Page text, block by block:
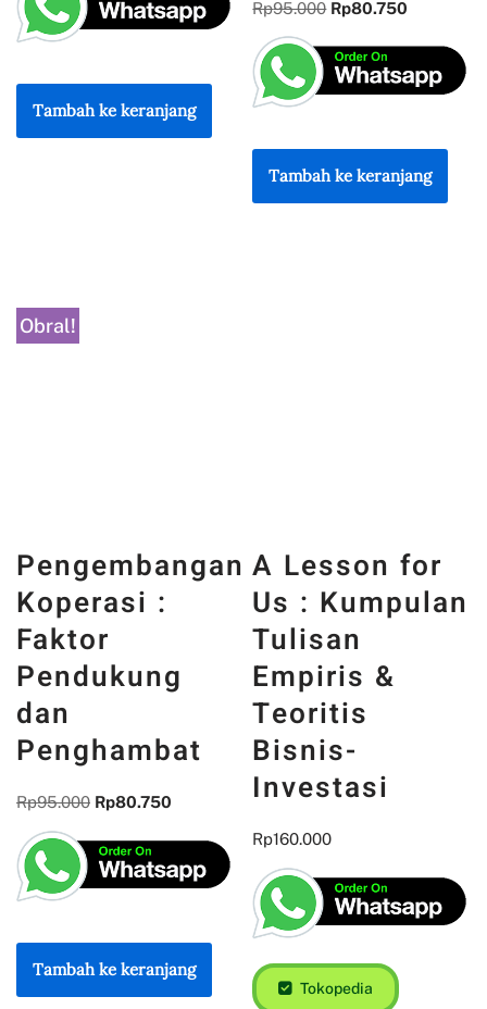
Tambah ke keranjang
Rp95.000 Rp80.750
Tambah ke keranjang
Obral!
Pengembangan
Koperasi :
Faktor
Pendukung
dan
Penghambat
Rp95.000 Rp80.750
Tambah ke keranjang
A Lesson for
Us : Kumpulan
Tulisan
Empiris &
Teoritis
Bisnis-
Investasi